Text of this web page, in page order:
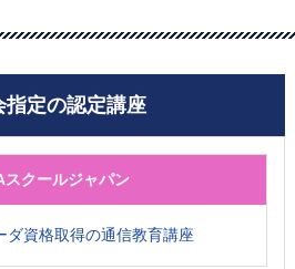
指定の認定講座
スクールジャパン
ダ資格取得の通信教育講座